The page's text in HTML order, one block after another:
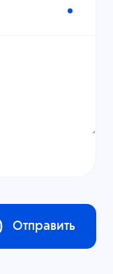
Отправить